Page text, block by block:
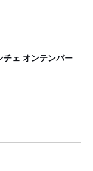
チェ オンテンバー